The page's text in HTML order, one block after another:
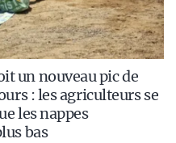
un nouveau pic de
: les agriculteurs se
les nappes
bas